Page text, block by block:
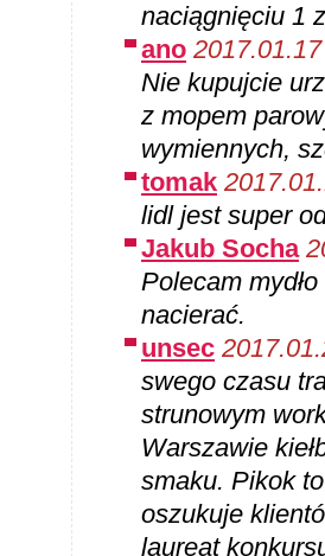
naciągnięciu 1
ano
Nie kupujcie
z mopem
wymiennych,
tomak
lidl jest super
Jakub Socha
Polecam
nacierać.
unsec
swego czasu
strunowym
Warszawie
smaku. Pikok
oszukuje
laureat